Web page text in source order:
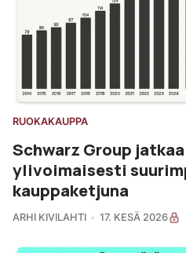
RUOKAKAUPPA
Schwarz Group
ylivoimaisesti
kauppaketjuna
ARHI KIVILAHTI 17. KESÄ 2026